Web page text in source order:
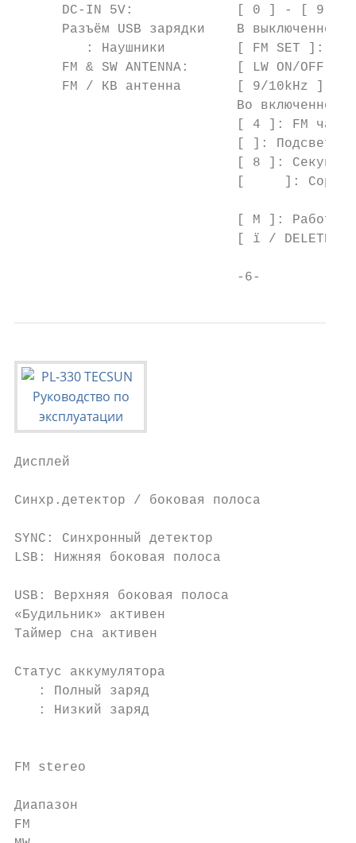
DC-IN 5V:             [ 0 ] - [ 9 ]:
Разъём USB зарядки    В выключенном
: Наушники         [ FM SET ]:
FM & SW ANTENNA:      [ LW ON/OFF ]:
FM / КВ антенна       [ 9/10kHz ]:
Во включенном
[ 4 ]: FM
[ ]: Подсветка
[ 8 ]: Секунды
[     ]:
[ M ]: Работа
[ ї / DELETE
                            -6-
Дисплей
Синхр.детектор / боковая полоса
SYNC: Синхронный детектор
LSB: Нижняя боковая полоса
USB: Верхняя боковая полоса
«Будильник» активен
Таймер сна активен
Статус аккумулятора
   : Полный заряд
   : Низкий заряд
FM stereo
Диапазон
FM